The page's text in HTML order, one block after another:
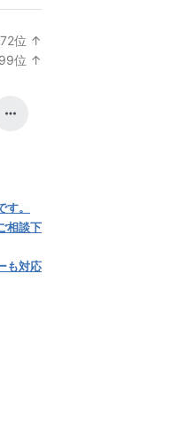
位 ↑
位 ↑
。
相談下
も対応